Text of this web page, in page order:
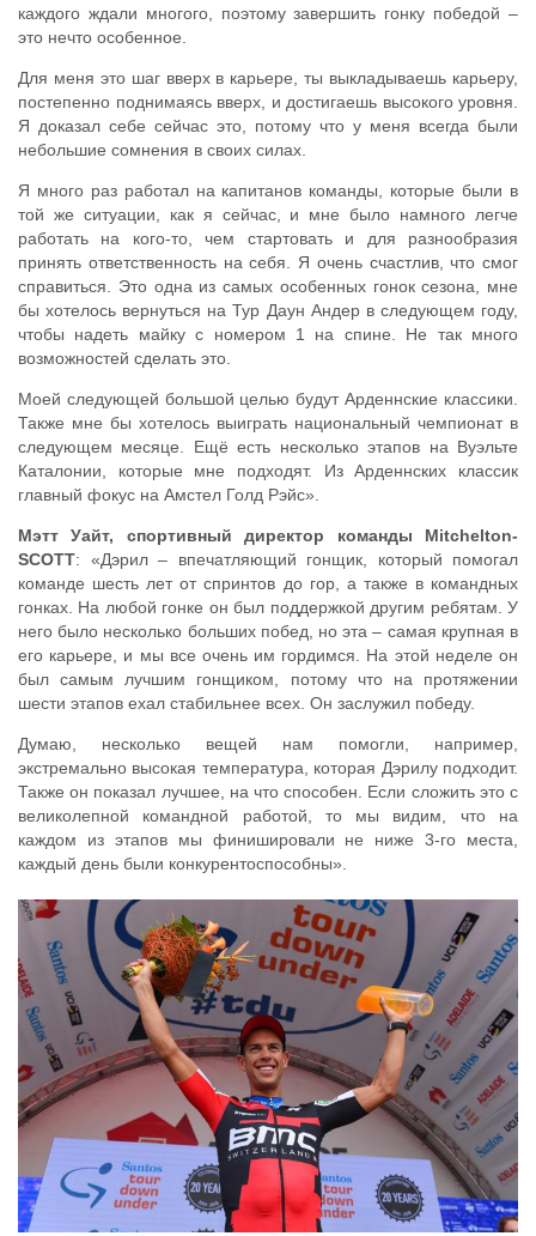
каждого ждали многого, поэтому завершить гонку победой –
это нечто особенное.
Для меня это шаг вверх в карьере, ты выкладываешь карьеру,
постепенно поднимаясь вверх, и достигаешь высокого уровня.
Я доказал себе сейчас это, потому что у меня всегда были
небольшие сомнения в своих силах.
Я много раз работал на капитанов команды, которые были в
той же ситуации, как я сейчас, и мне было намного легче
работать на кого-то, чем стартовать и для разнообразия
принять ответственность на себя. Я очень счастлив, что смог
справиться. Это одна из самых особенных гонок сезона, мне
бы хотелось вернуться на Тур Даун Андер в следующем году,
чтобы надеть майку с номером 1 на спине. Не так много
возможностей сделать это.
Моей следующей большой целью будут Арденнские классики.
Также мне бы хотелось выиграть национальный чемпионат в
следующем месяце. Ещё есть несколько этапов на Вуэльте
Каталонии, которые мне подходят. Из Арденнских классик
главный фокус на Амстел Голд Рэйс».
Мэтт Уайт, спортивный директор команды Mitchelton-
SCOTT: «Дэрил – впечатляющий гонщик, который помогал
команде шесть лет от спринтов до гор, а также в командных
гонках. На любой гонке он был поддержкой другим ребятам. У
него было несколько больших побед, но эта – самая крупная в
его карьере, и мы все очень им гордимся. На этой неделе он
был самым лучшим гонщиком, потому что на протяжении
шести этапов ехал стабильнее всех. Он заслужил победу.
Думаю, несколько вещей нам помогли, например,
экстремально высокая температура, которая Дэрилу подходит.
Также он показал лучшее, на что способен. Если сложить это с
великолепной командной работой, то мы видим, что на
каждом из этапов мы финишировали не ниже 3-го места,
каждый день были конкурентоспособны».